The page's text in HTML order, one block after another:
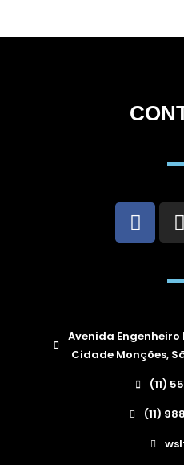
Avenida Engenheiro
Cidade Monções,
(11)
(11)